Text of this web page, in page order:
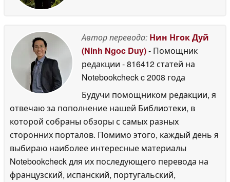
Автор перевода: Нин Нгок Дуй
(Ninh Ngoc Duy)- Помощник
редакции - 816412 статей на
Notebookcheckc 2008 года
Будучи помощником редакции, я
отвечаю за пополнение нашей Библиотеки, в
которой собраны обзоры с самых разных
сторонних порталов. Помимо этого, каждый день я
выбираю наиболее интересные материалы
Notebookcheck для их последующего перевода на
французский, испанский, португальский,